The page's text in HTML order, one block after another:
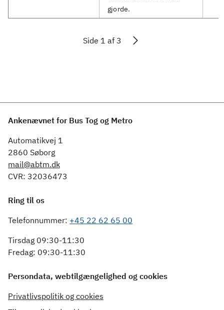
gjorde.
Side 1 af 3
Ankenævnet for Bus Tog og Metro
Automatikvej 1
2860 Søborg
mail@abtm.dk
CVR: 32036473
Ring til os
Telefonnummer: +45 22 62 65 00
Tirsdag 09:30-11:30
Fredag: 09:30-11:30
Persondata, webtilgængelighed og cookies
Privatlivspolitik og cookies